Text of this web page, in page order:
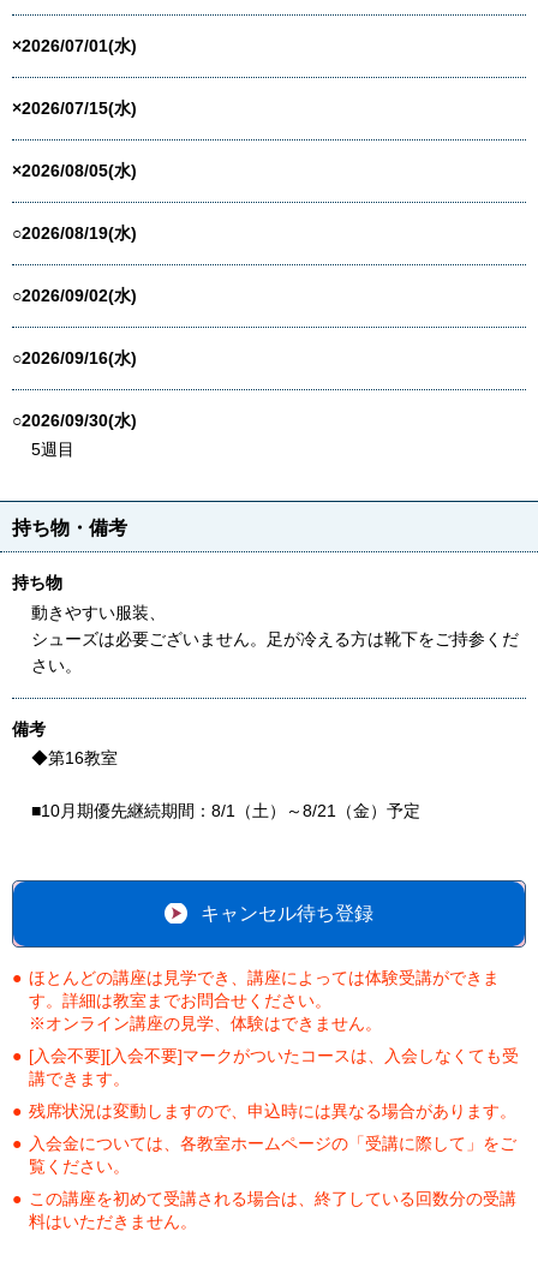
×2026/07/01(水)
×2026/07/15(水)
×2026/08/05(水)
○2026/08/19(水)
○2026/09/02(水)
○2026/09/16(水)
○2026/09/30(水)
5週目
持ち物・備考
持ち物
動きやすい服装、
シューズは必要ございません。足が冷える方は靴下をご持参くだ
さい。
備考
◆第16教室
■10月期優先継続期間：8/1（土）～8/21（金）予定
キャンセル待ち登録
ほとんどの講座は見学でき、講座によっては体験受講ができま
す。詳細は教室までお問合せください。
※オンライン講座の見学、体験はできません。
[入会不要][入会不要]マークがついたコースは、入会しなくても受
講できます。
残席状況は変動しますので、申込時には異なる場合があります。
入会金については、各教室ホームページの「受講に際して」をご
覧ください。
この講座を初めて受講される場合は、終了している回数分の受講
料はいただきません。